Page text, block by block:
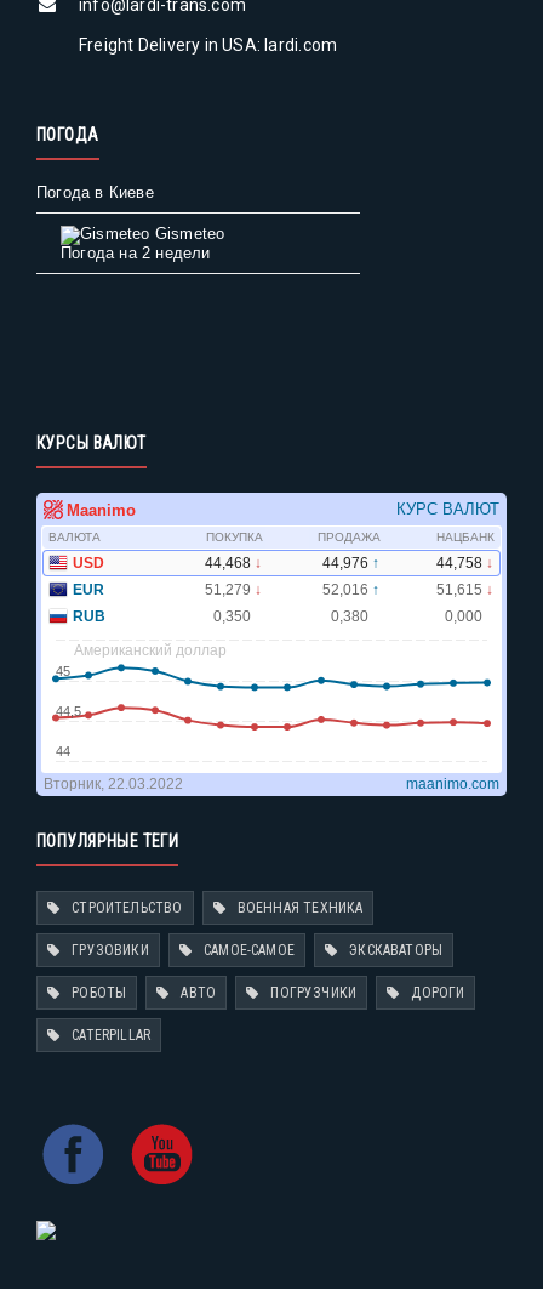
info@lardi-trans.com
Freight Delivery in USA: lardi.com
ПОГОДА
Погода в Киеве
Gismeteo
Погода на 2 недели
КУРСЫ ВАЛЮТ
ПОПУЛЯРНЫЕ ТЕГИ
СТРОИТЕЛЬСТВО ВОЕННАЯ ТЕХНИКА
ГРУЗОВИКИ САМОЕ-САМОЕ ЭКСКАВАТОРЫ
РОБОТЫ АВТО ПОГРУЗЧИКИ ДОРОГИ
CATERPILLAR